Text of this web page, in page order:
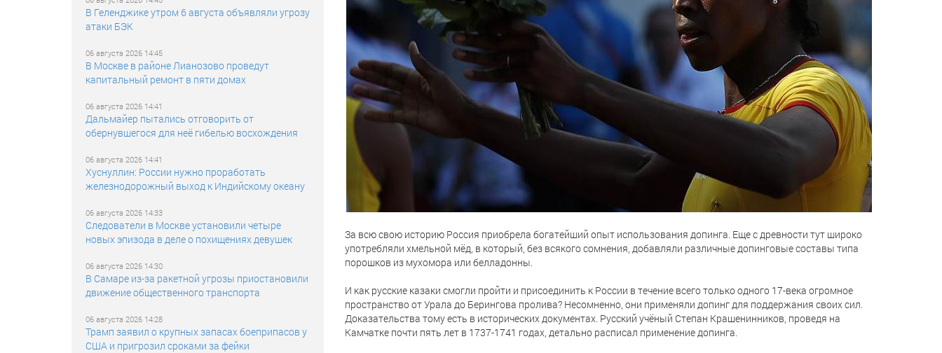
В Геленджике утром 6 августа объявляли угрозу
атаки БЭК
06 августа 2026 14:45
В Москве в районе Лианозово проведут
капитальный ремонт в пяти домах
06 августа 2026 14:41
Дальмайер пытались отговорить от
обернувшегося для неё гибелью восхождения
06 августа 2026 14:41
Хуснуллин: России нужно проработать
железнодорожный выход к Индийскому океану
06 августа 2026 14:33
Следователи в Москве установили четыре
новых эпизода в деле о похищениях девушек
06 августа 2026 14:30
В Самаре из-за ракетной угрозы приостановили
движение общественного транспорта
06 августа 2026 14:28
Трамп заявил о крупных запасах боеприпасов у
США и пригрозил сроками за фейки
За всю свою историю Россия приобрела богатейший опыт использования допинга. Еще с древности тут широко
употребляли хмельной мёд, в который, без всякого сомнения, добавляли различные допинговые составы типа
порошков из мухомора или белладонны.
И как русские казаки смогли пройти и присоединить к России в течение всего только одного 17-века огромное
пространство от Урала до Берингова пролива? Несомненно, они применяли допинг для поддержания своих сил.
Доказательства тому есть в исторических документах. Русский учёный Степан Крашенинников, проведя на
Камчатке почти пять лет в 1737-1741 годах, детально расписал применение допинга.